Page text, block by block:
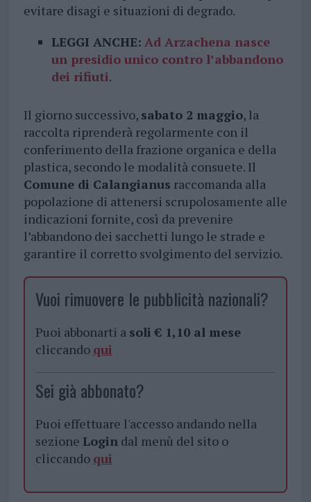
evitare disagi e situazioni di degrado.
LEGGI ANCHE: Ad Arzachena nasce
un presidio unico contro l’abbandono
dei rifiuti.
Il giorno successivo, sabato 2 maggio, la
raccolta riprenderà regolarmente con il
conferimento della frazione organica e della
plastica, secondo le modalità consuete. Il
Comune di Calangianus raccomanda alla
popolazione di attenersi scrupolosamente alle
indicazioni fornite, così da prevenire
l’abbandono dei sacchetti lungo le strade e
garantire il corretto svolgimento del servizio.
Vuoi rimuovere le pubblicità nazionali?
Puoi abbonarti a soli € 1,10 al mese
cliccando qui
Sei già abbonato?
Puoi effettuare l'accesso andando nella
sezione Logindal menù del sito o
cliccando qui